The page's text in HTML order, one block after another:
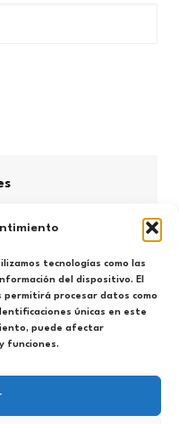
tecnologías como las
del dispositivo. El
procesar datos como
únicas en este
puede afectar
funciones.